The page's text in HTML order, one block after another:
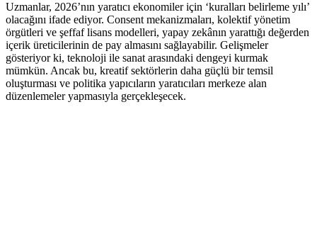
Uzmanlar, 2026’nın yaratıcı ekonomiler için ‘kuralları belirleme yılı’
olacağını ifade ediyor. Consent mekanizmaları, kolektif yönetim
örgütleri ve şeffaf lisans modelleri, yapay zekânın yarattığı değerden
içerik üreticilerinin de pay almasını sağlayabilir. Gelişmeler
gösteriyor ki, teknoloji ile sanat arasındaki dengeyi kurmak
mümkün. Ancak bu, kreatif sektörlerin daha güçlü bir temsil
oluşturması ve politika yapıcıların yaratıcıları merkeze alan
düzenlemeler yapmasıyla gerçekleşecek.